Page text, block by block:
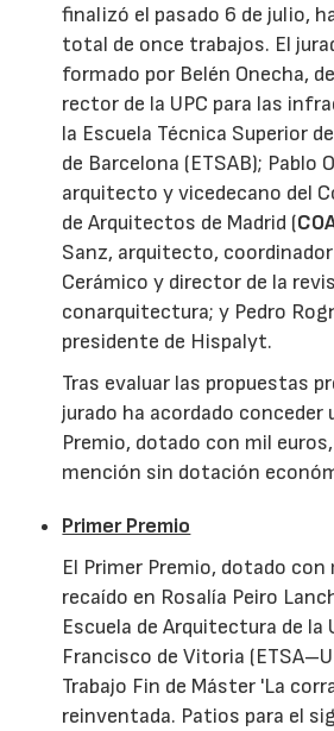
finalizó el pasado 6 de julio,
total de once trabajos. El
formado por Belén Onecha,
rector de la UPC para las
la Escuela Técnica Superior
de Barcelona (ETSAB); Pablo
arquitecto y vicedecano del
de Arquitectos de Madrid (
Sanz, arquitecto,
Cerámico y director de la
conarquitectura; y Pedro
presidente de Hispalyt.
Tras evaluar las propuestas
jurado ha acordado conceder
Premio, dotado con mil
mención sin dotación
Primer Premio
El Primer Premio, dotado con
recaído en Rosalía Peiro
Escuela de Arquitectura de la
Francisco de Vitoria
Trabajo Fin de Máster 'La
reinventada. Patios para el